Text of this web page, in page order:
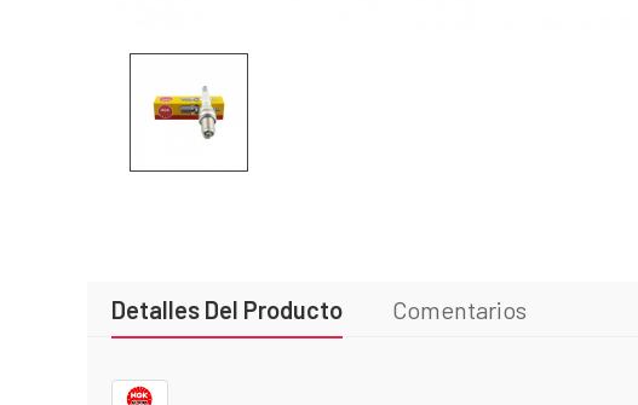
Detalles Del Producto Comentarios